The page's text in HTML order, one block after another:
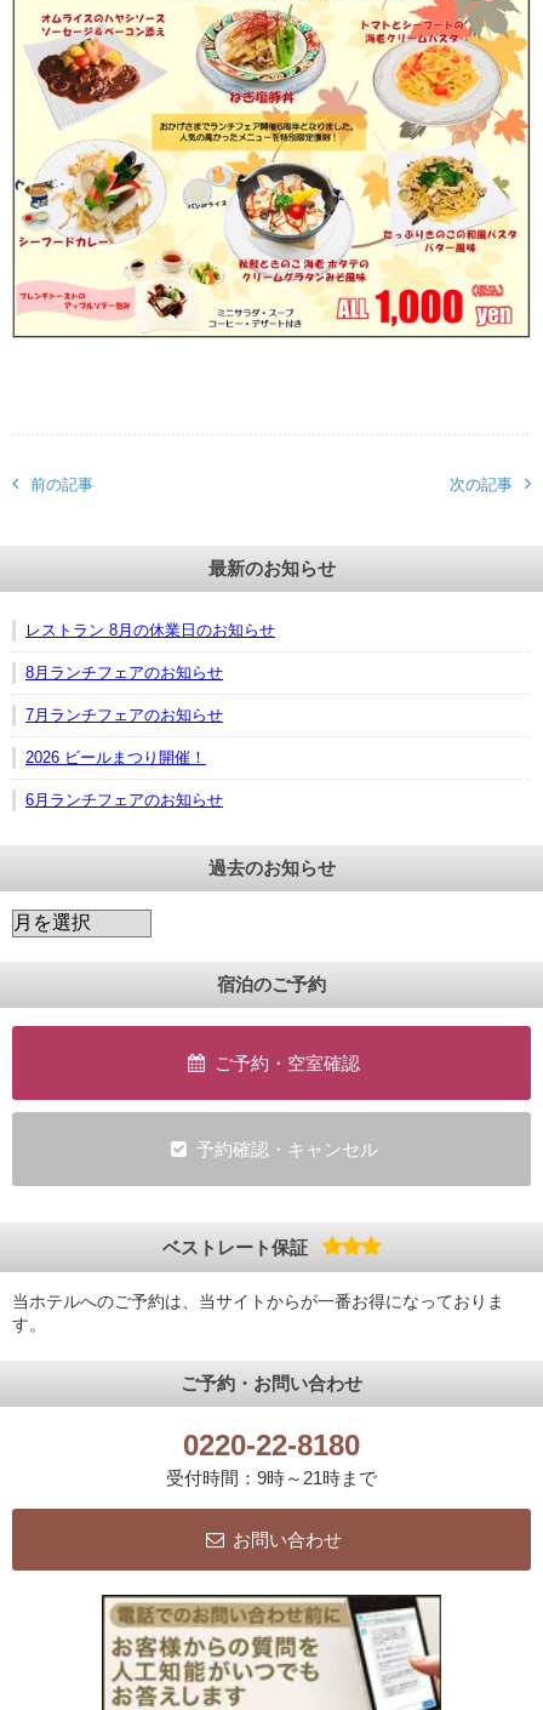
前の記事 次の記事
最新のお知らせ
レストラン 8月の休業日のお知らせ
8月ランチフェアのお知らせ
7月ランチフェアのお知らせ
2026 ビールまつり開催！
6月ランチフェアのお知らせ
過去のお知らせ
宿泊のご予約
ご予約・空室確認
予約確認・キャンセル
ベストレート保証
当ホテルへのご予約は、当サイトからが一番お得になっておりま
す。
ご予約・お問い合わせ
0220-22-8180
受付時間：9時～21時まで
お問い合わせ